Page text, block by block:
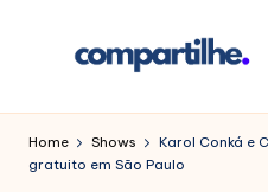
o
m
Home Shows
Karol Conká e
gratuito em São Paulo